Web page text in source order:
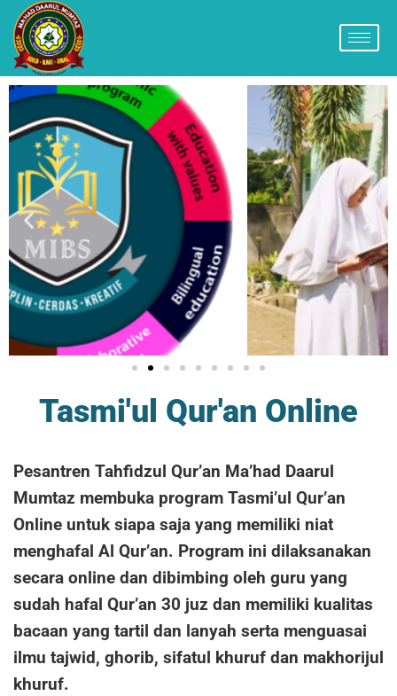
Tasmi'ul Qur'an Online
Pesantren Tahfidzul Qur’an Ma’had Daarul
Mumtaz membuka program Tasmi’ul Qur’an
Online untuk siapa saja yang memiliki niat
menghafal Al Qur’an. Program ini dilaksanakan
secara online dan dibimbing oleh guru yang
sudah hafal Qur’an 30 juz dan memiliki kualitas
bacaan yang tartil dan lanyah serta menguasai
ilmu tajwid, ghorib, sifatul khuruf dan makhorijul
khuruf.